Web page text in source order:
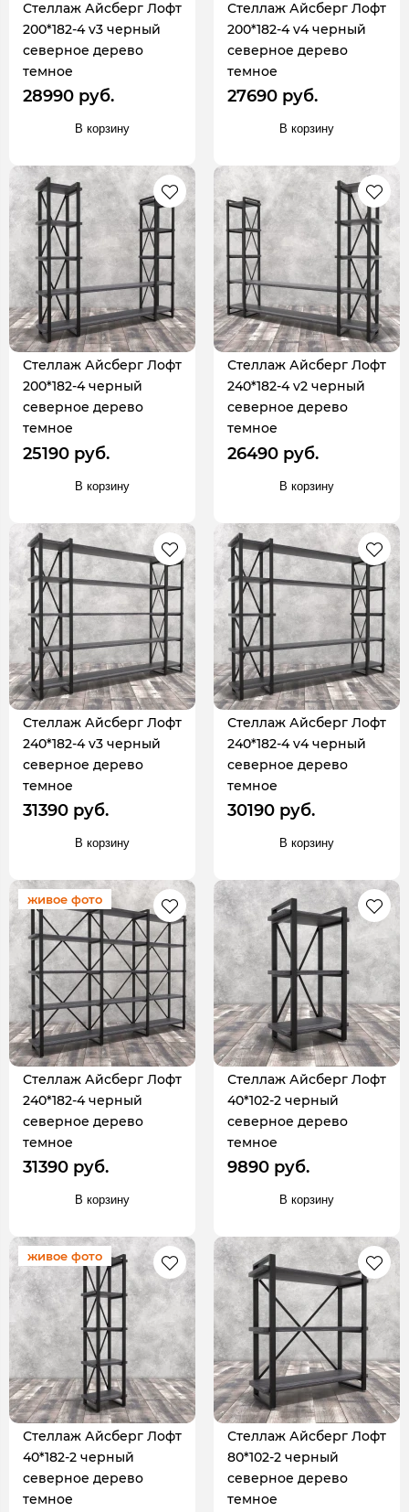
Стеллаж Айсберг Лофт
200*182-4 v3 черный
северное дерево
темное
28990 руб.
В корзину
Стеллаж Айсберг Лофт
200*182-4 v4 черный
северное дерево
темное
27690 руб.
В корзину
Стеллаж Айсберг Лофт
200*182-4 черный
северное дерево
темное
25190 руб.
В корзину
Стеллаж Айсберг Лофт
240*182-4 v2 черный
северное дерево
темное
26490 руб.
В корзину
Стеллаж Айсберг Лофт
240*182-4 v3 черный
северное дерево
темное
31390 руб.
В корзину
Стеллаж Айсберг Лофт
240*182-4 v4 черный
северное дерево
темное
30190 руб.
В корзину
живое фото
Стеллаж Айсберг Лофт
240*182-4 черный
северное дерево
темное
31390 руб.
В корзину
Стеллаж Айсберг Лофт
40*102-2 черный
северное дерево
темное
9890 руб.
В корзину
живое фото
Стеллаж Айсберг Лофт
40*182-2 черный
северное дерево
темное
Стеллаж Айсберг Лофт
80*102-2 черный
северное дерево
темное